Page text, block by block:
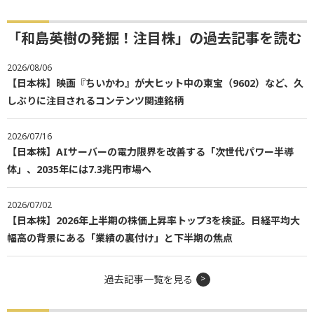
「和島英樹の発掘！注目株」の過去記事を読む
2026/08/06
【日本株】映画『ちいかわ』が大ヒット中の東宝（9602）など、久
しぶりに注目されるコンテンツ関連銘柄
2026/07/16
【日本株】AIサーバーの電力限界を改善する「次世代パワー半導
体」、2035年には7.3兆円市場へ
2026/07/02
【日本株】2026年上半期の株価上昇率トップ3を検証。日経平均大
幅高の背景にある「業績の裏付け」と下半期の焦点
過去記事一覧を見る